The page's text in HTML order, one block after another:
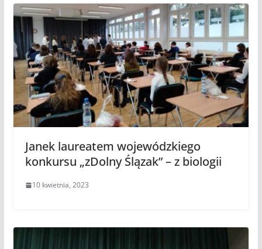
Janek laureatem wojewódzkiego
konkursu „zDolny Ślązak” – z biologii
10 kwietnia, 2023